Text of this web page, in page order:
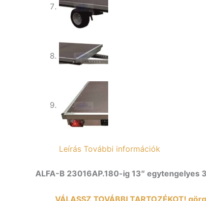
Leírás További információk
ALFA-B 23016AP.180-ig 13″
VÁLASSZ TOVÁBBI TARTOZÉKOT!